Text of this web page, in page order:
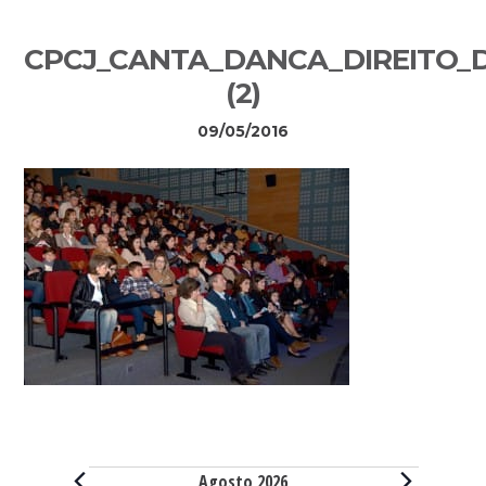
(2)
09/05/2016
Sidebar
primária